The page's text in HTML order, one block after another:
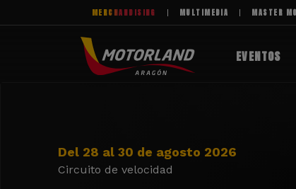
Pasar al contenido principal
MERCHANDISING MULTIMEDIA MASTER
EVENTOS
Del 28 al 30 de agosto 2026
Circuito de velocidad